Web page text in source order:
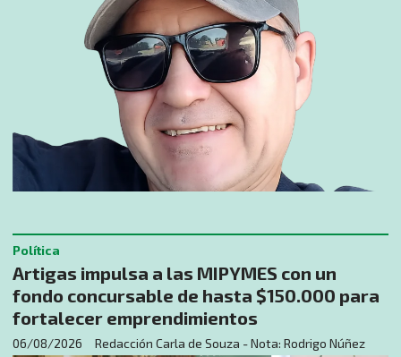
Artigas impulsa a las MIPYMES con un
fondo concursable de hasta $150.000 para
fortalecer emprendimientos
Redacción Carla de Souza - Nota: Rodrigo Núñez
Política
06/08/2026